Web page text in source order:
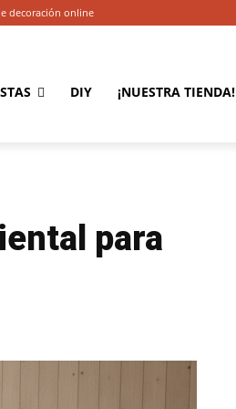
decoración online
DIY ¡NUESTRA TIENDA!
para